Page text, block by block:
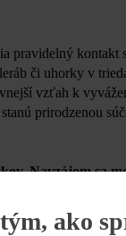
pravidelný kontakt
či uhorky v
vzťah k
prirodzenou
Navzájom sa
robia z
ako